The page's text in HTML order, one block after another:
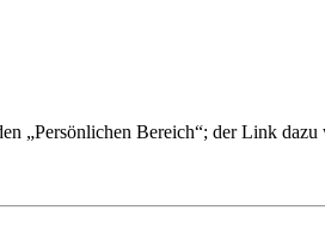
„Persönlichen Bereich“; der Link